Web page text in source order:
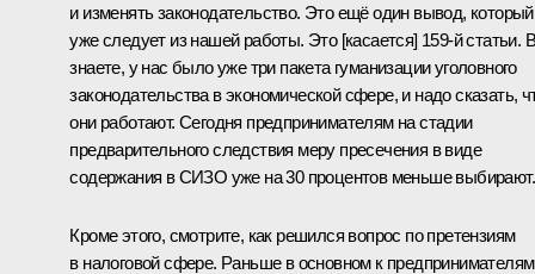
и изменять законодательство. Это ещё один вывод, который
уже следует из нашей работы. Это [касается] 159‑й статьи.
знаете, у нас было уже три пакета гуманизации уголовного
законодательства в экономической сфере, и надо сказать,
они работают. Сегодня предпринимателям на стадии
предварительного следствия меру пресечения в виде
содержания в СИЗО уже на 30 процентов меньше выбирают.
Кроме этого, смотрите, как решился вопрос по претензиям
в налоговой сфере. Раньше в основном к предпринимателям